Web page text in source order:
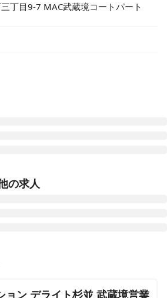
丁目9-7 MAC武蔵境コートパート
20-101
さえ大泉学園営業所
の求人
駅】駅近◎完全週休2日制◎年間休
ョン デライト杉並 武蔵境営業